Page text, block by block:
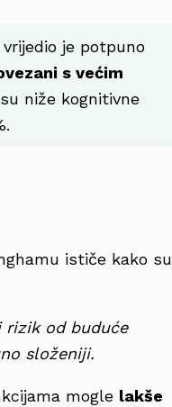
je potpuno
s većim
niže kognitivne
ističe kako su
rizik od buduće
složeniji.
mogle lakše